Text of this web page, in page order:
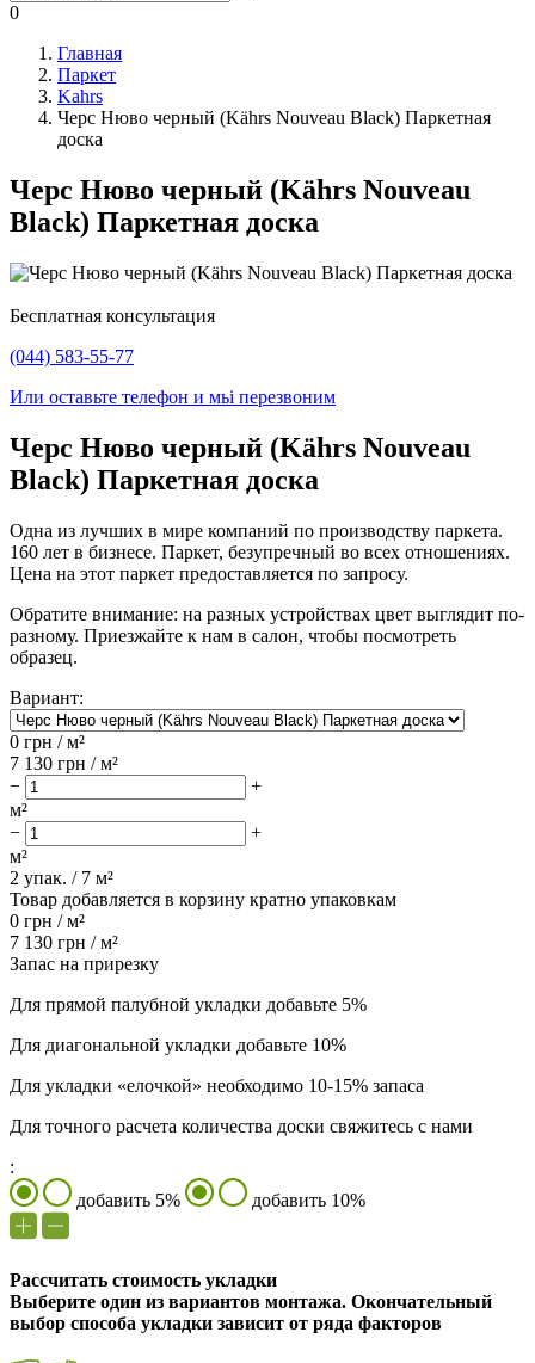
0
Главная
Паркет
Kahrs
Черс Нюво черный (Kährs Nouveau Black) Паркетная
доска
Черс Нюво черный (Kährs Nouveau
Black) Паркетная доска
Бесплатная консультация
(044) 583-55-77
Или оставьте телефон и мьі перезвоним
Черс Нюво черный (Kährs Nouveau
Black) Паркетная доска
Одна из лучших в мире компаний по производству паркета.
160 лет в бизнесе. Паркет, безупречный во всех отношениях.
Цена на этот паркет предоставляется по запросу.
Обратите внимание: на разных устройствах цвет выглядит по-
разному. Приезжайте к нам в салон, чтобы посмотреть
образец.
Вариант:
0 грн / м²
7 130 грн / м²
−
+
м²
−
+
м²
2 упак. / 7 м²
Товар добавляется в корзину кратно упаковкам
0 грн /м²
7 130 грн /м²
Запас на прирезку
Для прямой палубной укладки добавьте 5%
Для диагональной укладки добавьте 10%
Для укладки «елочкой» необходимо 10-15% запаса
Для точного расчета количества доски свяжитесь с нами
:
добавить 5%
добавить 10%
Рассчитать стоимость укладки
Выберите один из вариантов монтажа. Окончательный
выбор способа укладки зависит от ряда факторов